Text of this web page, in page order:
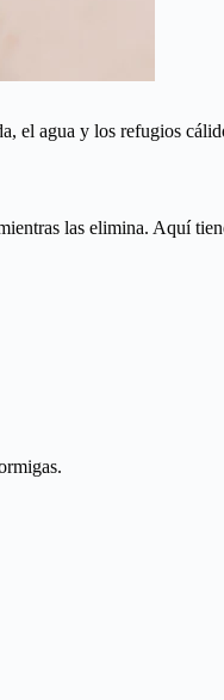
el agua y los refugios
las elimina. Aquí